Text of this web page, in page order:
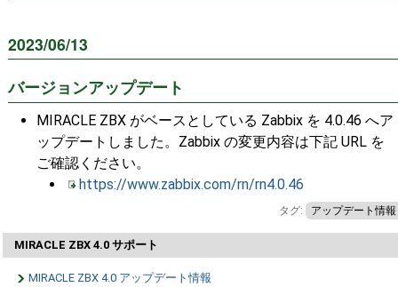
2023/06/13
バージョンアップデート
MIRACLE ZBX がベースとしている Zabbix を 4.0.46 へア
ップデートしました。Zabbix の変更内容は下記 URL を
ご確認ください。
https://www.zabbix.com/rn/rn4.0.46
タグ: アップデート情報
MIRACLE ZBX 4.0 サポート
MIRACLE ZBX 4.0 アップデート情報